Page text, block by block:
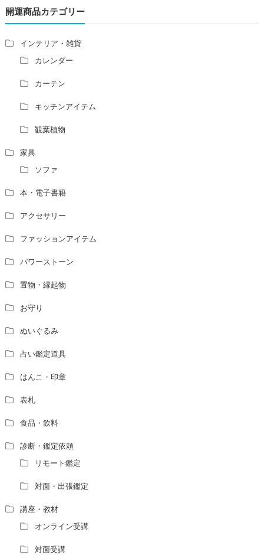
占い師さんは、幽霊を見たことがありますか？
家相風水の診断・鑑定料金や相場について
家相・風水の鑑定料金の相場が知りたい。
風水の流派について教えてください。
風水師になるには、どんな勉強をすればいいですか？
開運商品カテゴリー
インテリア・雑貨
カレンダー
カーテン
キッチンアイテム
観葉植物
家具
ソファ
本・電子書籍
アクセサリー
ファッションアイテム
パワーストーン
置物・縁起物
お守り
ぬいぐるみ
占い鑑定道具
はんこ・印章
表札
食品・飲料
診断・鑑定依頼
リモート鑑定
対面・出張鑑定
講座・教材
オンライン受講
対面受講